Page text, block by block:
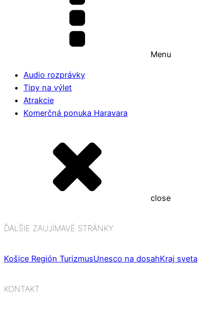
Menu
Audio rozprávky
Tipy na výlet
Atrakcie
Komerčná ponuka Haravara
close
ĎALŠIE ZAUJÍMAVÉ STRÁNKY
Košice Región TurizmusUnesco na dosahKraj sveta
KONTAKT